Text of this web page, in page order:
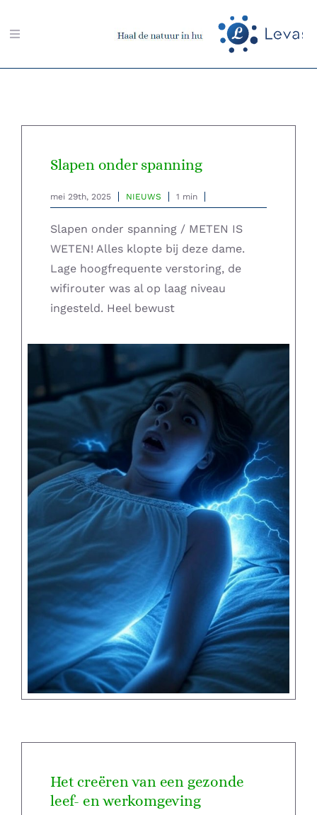
naar
Toggle
Memon-shop
Meter-shop
Radiësthesie-shop
Supplementen shop
Straling:
Onderwerpen:
Ziekteverzuim in bedrijven
Blog
Winkelwagen
Contactformulier
Zirbeldrüse detox
Home – Deutsch
Slapen onder spanning
mei 29th, 2025 NIEUWS 1 min
Slapen onder spanning / METEN IS
WETEN! Alles klopte bij deze dame.
Lage hoogfrequente verstoring, de
wifirouter was al op laag niveau
ingesteld. Heel bewust
Het creëren van een gezonde
leef- en werkomgeving